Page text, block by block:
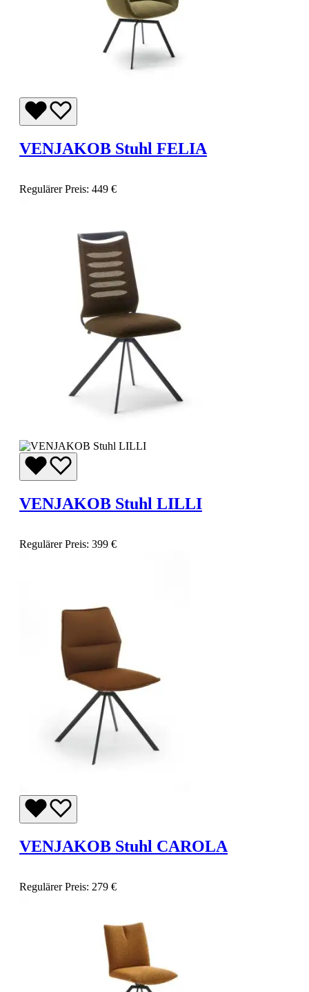
VENJAKOB Stuhl FELIA
Regulärer Preis: 449 €
VENJAKOB Stuhl LILLI
Regulärer Preis: 399 €
VENJAKOB Stuhl CAROLA
Regulärer Preis: 279 €